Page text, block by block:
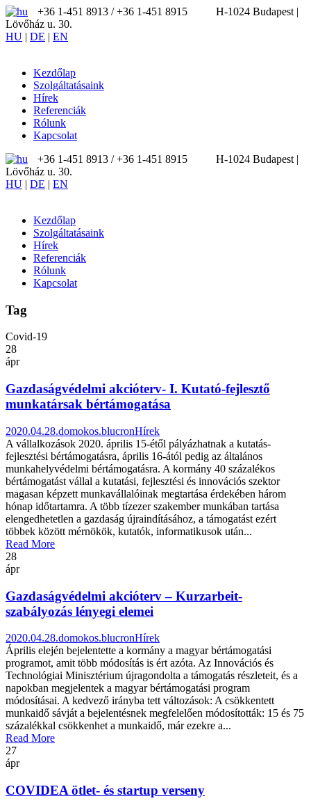
+36 1-451 8913 / ‪+36 1-451 8915
H-1024 Budapest |
Lövőház u. 30.
HU | DE | EN
Kezdőlap
Szolgáltatásaink
Hírek
Referenciák
Rólunk
Kapcsolat
+36 1-451 8913 / ‪+36 1-451 8915
H-1024 Budapest |
Lövőház u. 30.
HU | DE | EN
Kezdőlap
Szolgáltatásaink
Hírek
Referenciák
Rólunk
Kapcsolat
Tag
Covid-19
28
ápr
Gazdaságvédelmi akcióterv- I. Kutató-fejlesztő
munkatársak bértámogatása
2020.04.28.domokos.blucronHírek
A vállalkozások 2020. április 15-étől pályázhatnak a kutatás-
fejlesztési bértámogatásra, április 16-ától pedig az általános
munkahelyvédelmi bértámogatásra. A kormány 40 százalékos
bértámogatást vállal a kutatási, fejlesztési és innovációs szektor
magasan képzett munkavállalóinak megtartása érdekében három
hónap időtartamra. A több tízezer szakember munkában tartása
elengedhetetlen a gazdaság újraindításához, a támogatást ezért
többek között mérnökök, kutatók, informatikusok után...
Read More
28
ápr
Gazdaságvédelmi akcióterv – Kurzarbeit-
szabályozás lényegi elemei
2020.04.28.domokos.blucronHírek
Április elején bejelentette a kormány a magyar bértámogatási
programot, amit több módosítás is ért azóta. Az Innovációs és
Technológiai Minisztérium újragondolta a támogatás részleteit, és a
napokban megjelentek a magyar bértámogatási program
módosításai. A kedvező irányba tett változások: A csökkentett
munkaidő sávját a bejelentésnek megfelelően módosították: 15 és 75
százalékkal csökkenhet a munkaidő, már ezekre a...
Read More
27
ápr
COVIDEA ötlet- és startup verseny